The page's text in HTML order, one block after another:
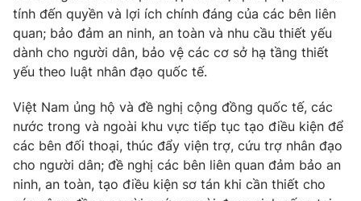
VTV Sức khoẻ Bất động sản
VTV4 Vươn mình bằng AI
VTV9 VTV8
tính đến quyền và lợi ích chính đáng của các bên liên
quan; bảo đảm an ninh, an toàn và nhu cầu thiết yếu
dành cho người dân, bảo vệ các cơ sở hạ tầng thiết
yếu theo luật nhân đạo quốc tế.
Việt Nam ủng hộ và đề nghị cộng đồng quốc tế, các
nước trong và ngoài khu vực tiếp tục tạo điều kiện để
các bên đối thoại, thúc đẩy viện trợ, cứu trợ nhân đạo
cho người dân; đề nghị các bên liên quan đảm bảo an
ninh, an toàn, tạo điều kiện sơ tán khi cần thiết cho